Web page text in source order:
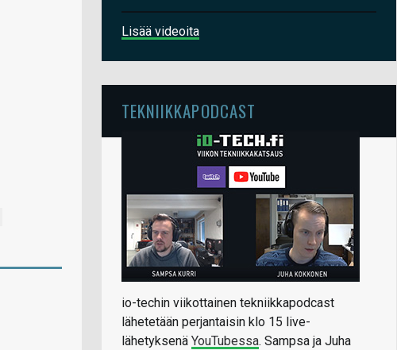
Lisää videoita
TEKNIIKKAPODCAST
io-techin viikottainen tekniikkapodcast
lähetetään perjantaisin klo 15 live-
lähetyksenä YouTubessa. Sampsa ja Juha